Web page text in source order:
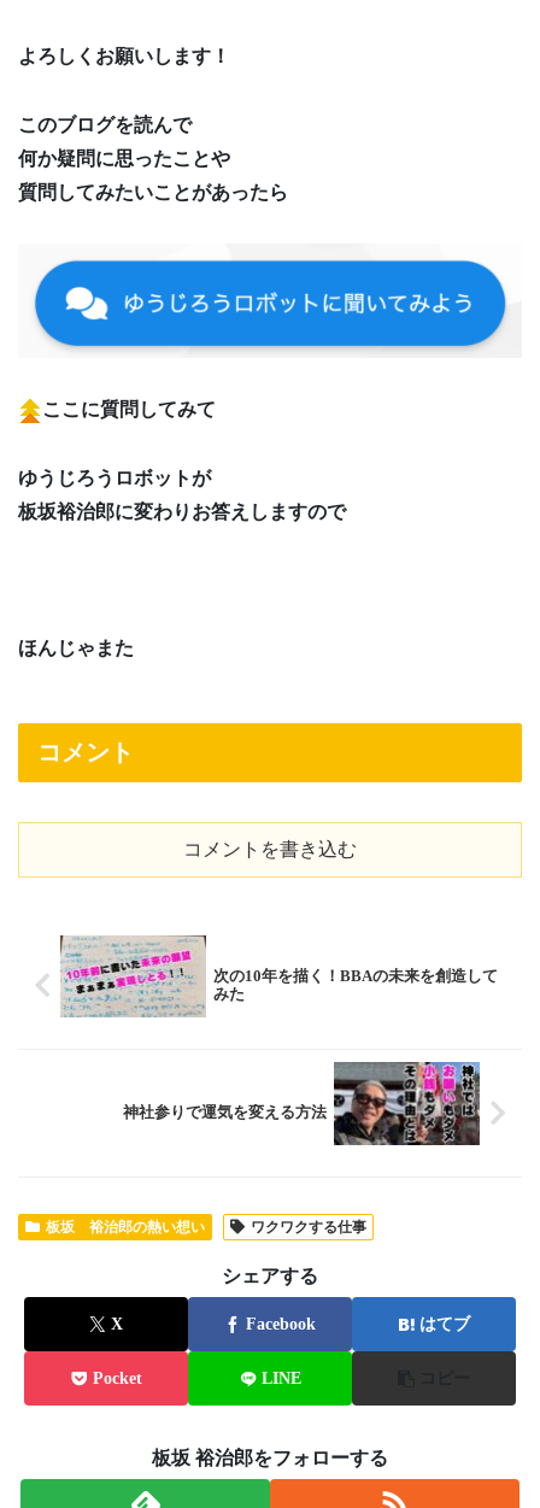
よろしくお願いします！
このブログを読んで
何か疑問に思ったことや
質問してみたいことがあったら
ここに質問してみて
ゆうじろうロボットが
板坂裕治郎に変わりお答えしますので
ほんじゃまた
コメント
コメントを書き込む
次の10年を描く！BBAの未来を創造して
みた
神社参りで運気を変える方法
板坂 裕治郎の熱い想い ワクワクする仕事
シェアする
X Facebook はてブ
Pocket LINE
板坂 裕治郎をフォローする